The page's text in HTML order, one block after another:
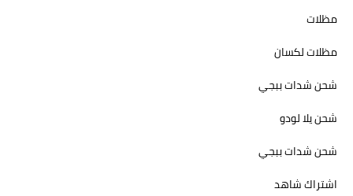
مظلات
مظلات لكسان
شحن شدات ببجي
شحن يلا لودو
شحن شدات ببجي
اشتراك شاهد